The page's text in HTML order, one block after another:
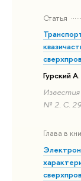
Статья
Гурский
Известия
№ 2. С.
Глава в